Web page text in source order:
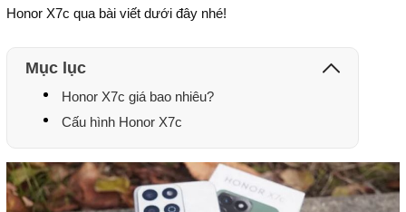
Honor X7c qua bài viết dưới đây nhé!
Mục lục
Honor X7c giá bao nhiêu?
Cấu hình Honor X7c